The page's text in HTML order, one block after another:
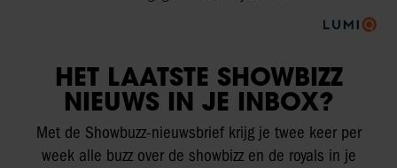
HET LAATSTE SHOWBIZZ
NIEUWS IN JE INBOX?
Met de Showbuzz-nieuwsbrief krijg je twee keer per
week alle buzz over de showbizz en de royals in je